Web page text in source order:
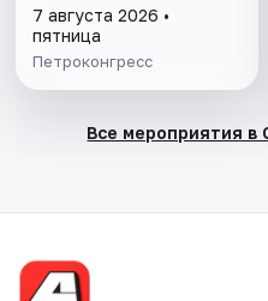
7 августа 2026 •
пятница
Петроконгресс
Все мероприятия в